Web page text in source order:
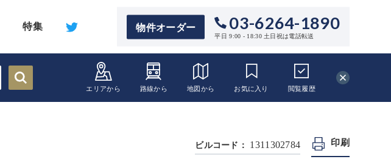
物件オーダー 03-6264-1890
平日 9:00 - 18:30 土日祝は電話転送
特集
エリアから 路線から 地図から お気に入り 閲覧履歴
ビルコード： 1311302784 印刷